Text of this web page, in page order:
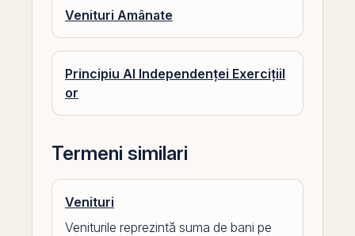
Venituri Amânate
Principiu Al Independenței Exercițiil
or
Termeni similari
Venituri
Veniturile reprezintă suma de bani pe